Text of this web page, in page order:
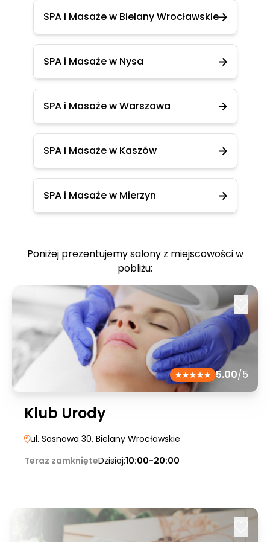
SPA i Masaże w Bielany Wrocławskie
SPA i Masaże w Nysa
SPA i Masaże w Warszawa
SPA i Masaże w Kaszów
SPA i Masaże w Mierzyn
Poniżej prezentujemy salony z miejscowości w
pobliżu:
5.00/5
Klub Urody
ul. Sosnowa 30, Bielany Wrocławskie
Teraz zamknięteDzisiaj:10:00-20:00